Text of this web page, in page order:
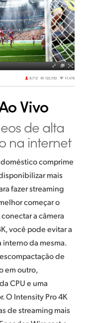
Vivo
de alta
na internet
comprime
mais
fazer streaming
começar o
a câmera
você pode evitar a
interno da mesma.
de
em outro,
CPU e uma
O Intensity Pro 4K
de streaming mais